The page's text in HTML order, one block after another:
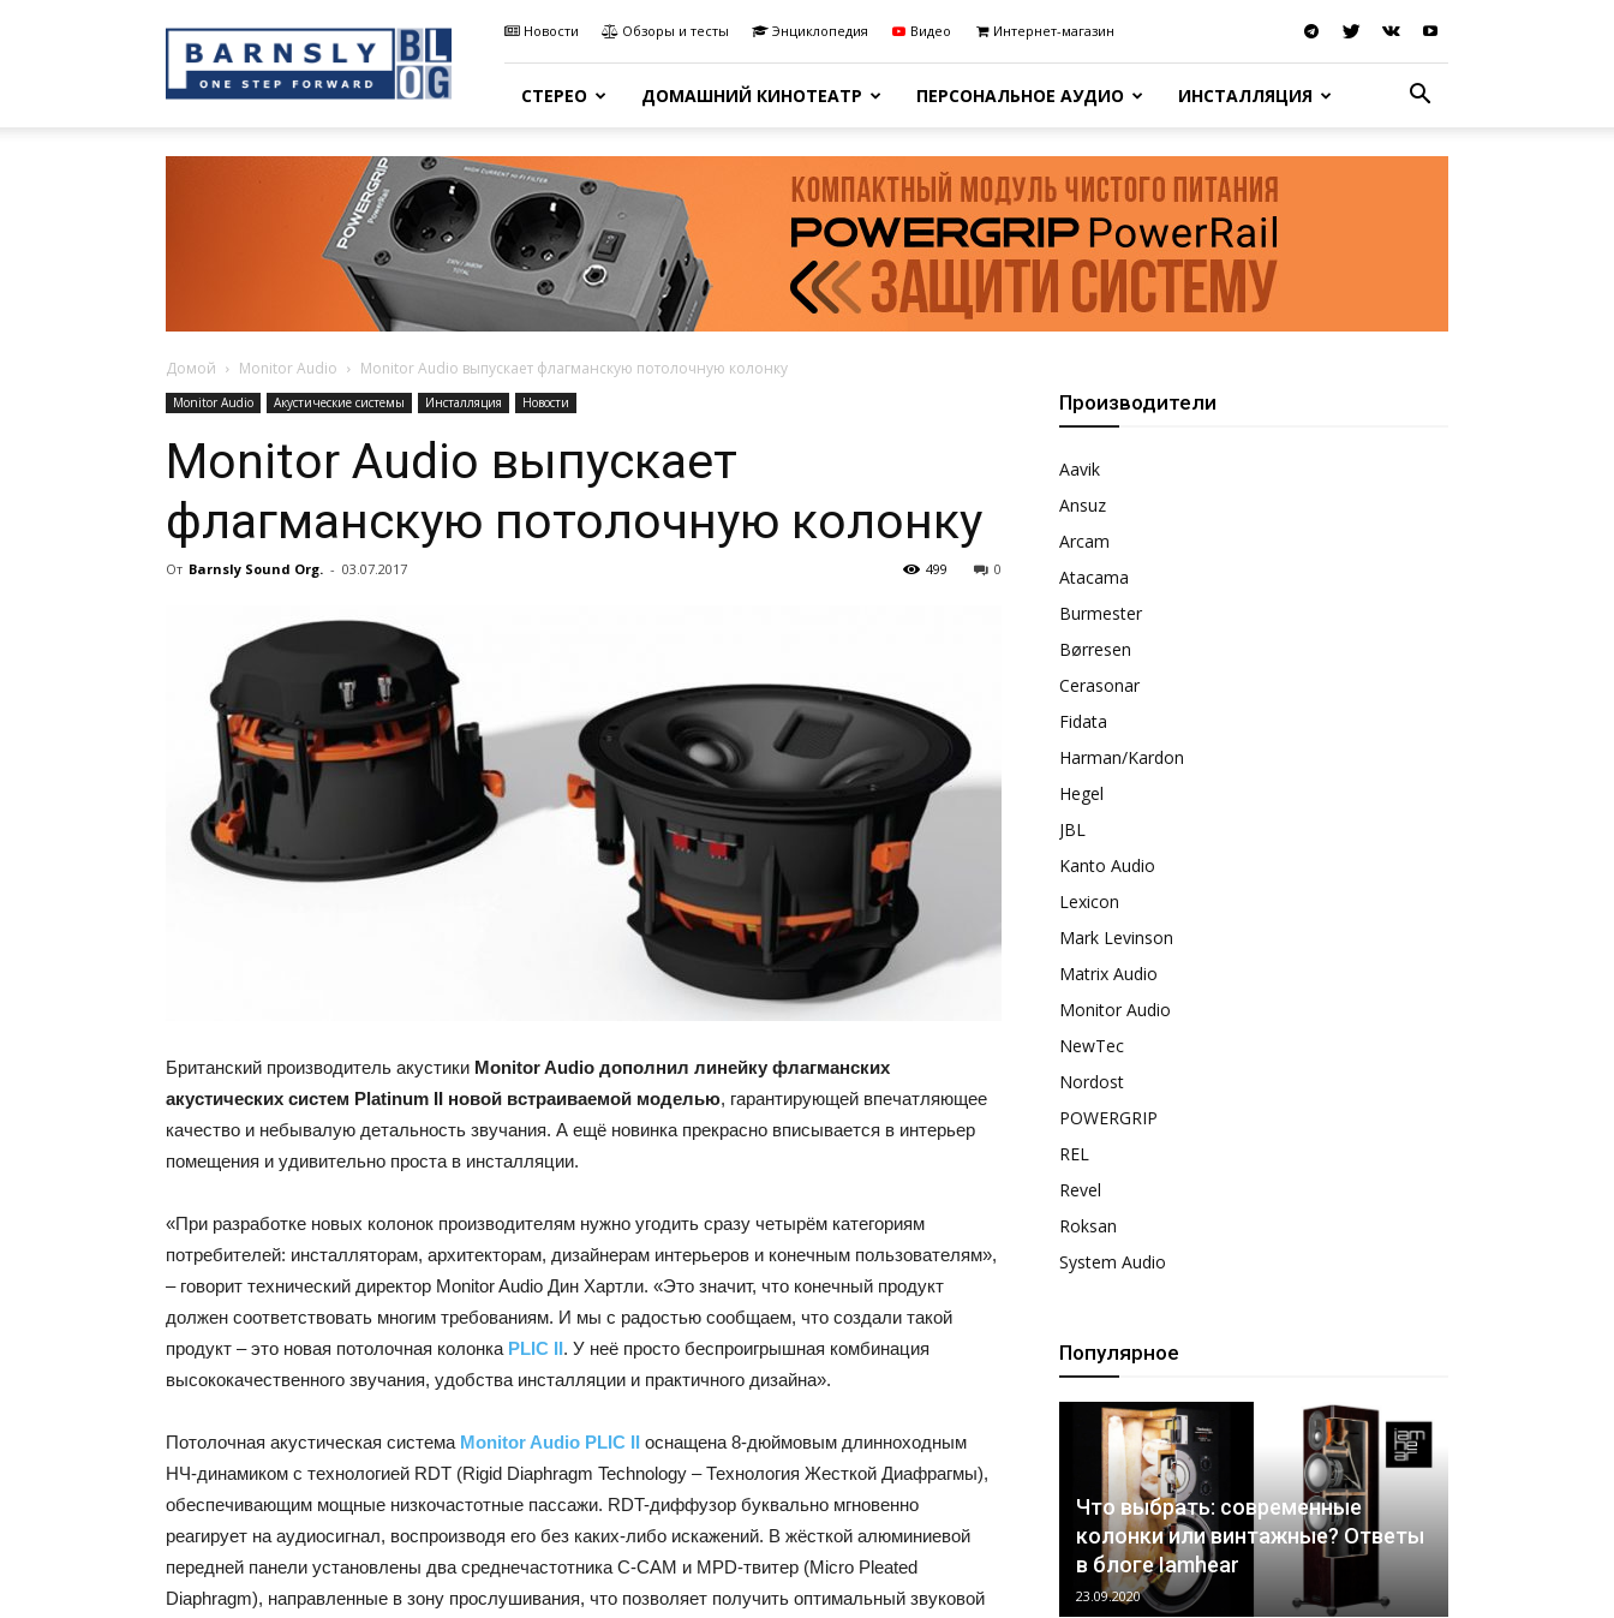
Sound
Blog
Новости Обзоры и тесты Энциклопедия Видео Интернет-магазин
СТЕРЕО ДОМАШНИЙ КИНОТЕАТР ПЕРСОНАЛЬНОЕ АУДИО ИНСТАЛЛЯЦИЯ
Домой Monitor Audio Monitor Audio выпускает флагманскую потолочную колонку
Monitor Audio Акустические системы Инсталляция Новости
Monitor Audio выпускает
флагманскую потолочную колонку
От Barnsly Sound Org. - 03.07.2017 0
499
Британский производитель акустики Monitor Audio дополнил линейку флагманских
акустических систем Platinum II новой встраиваемой моделью, гарантирующей впечатляющее
качество и небывалую детальность звучания. А ещё новинка прекрасно вписывается в интерьер
помещения и удивительно проста в инсталляции.
«При разработке новых колонок производителям нужно угодить сразу четырём категориям
потребителей: инсталляторам, архитекторам, дизайнерам интерьеров и конечным пользователям»,
– говорит технический директор Monitor Audio Дин Хартли. «Это значит, что конечный продукт
должен соответствовать многим требованиям. И мы с радостью сообщаем, что создали такой
продукт – это новая потолочная колонка PLIC II. У неё просто беспроигрышная комбинация
высококачественного звучания, удобства инсталляции и практичного дизайна».
Потолочная акустическая система Monitor Audio PLIC II оснащена 8-дюймовым длинноходным
НЧ-динамиком с технологией RDT (Rigid Diaphragm Technology – Технология Жесткой Диафрагмы),
обеспечивающим мощные низкочастотные пассажи. RDT-диффузор буквально мгновенно
реагирует на аудиосигнал, воспроизводя его без каких-либо искажений. В жёсткой алюминиевой
передней панели установлены два среднечастотника C-CAM и MPD-твитер (Micro Pleated
Diaphragm), направленные в зону прослушивания, что позволяет получить оптимальный звуковой
Производители
Aavik
Ansuz
Arcam
Atacama
Burmester
Børresen
Cerasonar
Fidata
Harman/Kardon
Hegel
JBL
Kanto Audio
Lexicon
Mark Levinson
Matrix Audio
Monitor Audio
NewTec
Nordost
POWERGRIP
REL
Revel
Roksan
System Audio
Популярное
Что выбрать: современные
колонки или винтажные? Ответы
в блоге Iamhear
23.09.2020